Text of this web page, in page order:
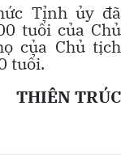
Tỉnh ủy đã
tuổi của Chủ
của Chủ tịch
tuổi.
THIÊN TRÚC